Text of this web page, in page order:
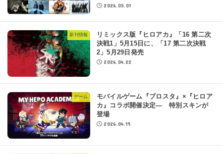
2026.05.01
新刊情報
リミックス版『ヒロアカ』「16 第二次
決戦1」5月15日に、「17 第二次決戦
2」5月29日発売
2026.04.22
ゲーム
モバイルゲーム『ブロスタ』×『ヒロア
カ』コラボ開催決定― 特別スキンが
登場
2026.04.19